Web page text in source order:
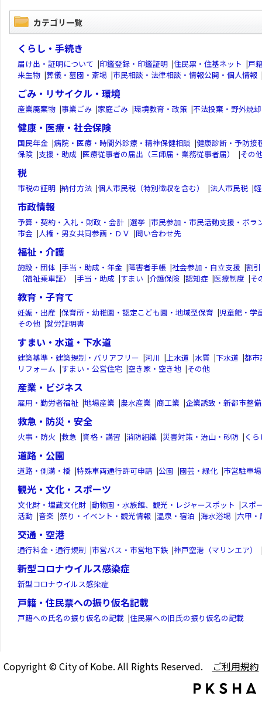
カテゴリ一覧
くらし・手続き
届け出・証明について |印鑑登録・印鑑証明 |住民票・住基ネット |戸
来生物 |葬儀・墓園・斎場 |市民相談・法律相談・情報公開・個人情報
ごみ・リサイクル・環境
産業廃棄物 |事業ごみ |家庭ごみ |環境教育・政策 |不法投棄・野外焼却
健康・医療・社会保険
国民年金 |病院・医療・時間外診療・精神保健相談 |健康診断・予防接
保険 |支援・助成 |医療従事者の届出（三師届・業務従事者届） |その
税
市税の証明 |納付方法 |個人市民税（特別徴収を含む） |法人市民税 |
市政情報
予算・契約・入札・財政・会計 |選挙 |市民参加・市民活動支援・ボラ
市会 |人権・男女共同参画・ＤＶ |問い合わせ先
福祉・介護
施設・団体 |手当・助成・年金 |障害者手帳 |社会参加・自立支援 |割
（福祉乗車証）
|手当・助成 |すまい |介護保険 |認知症 |医療制度 |そ
教育・子育て
妊娠・出産 |保育所・幼稚園・認定こども園・地域型保育 |児童館・学
その他 |就労証明書
すまい・水道・下水道
建築基準・建築規制・バリアフリー |河川 |上水道 |水質 |下水道 |都市
リフォーム |すまい・公営住宅 |空き家・空き地 |その他
産業・ビジネス
雇用・勤労者福祉 |地場産業 |農水産業 |商工業 |企業誘致・新都市整備
救急・防災・安全
火事・防火 |救急 |資格・講習 |消防組織 |災害対策・治山・砂防 |く
道路・公園
道路・側溝・橋 |特殊車両通行許可申請 |公園 |園芸・緑化 |市営駐車
観光・文化・スポーツ
文化財・埋蔵文化財 |動物園・水族館、観光・レジャースポット |スポ
活動 |音楽 |祭り・イベント・観光情報 |温泉・宿泊 |海水浴場 |六甲
交通・空港
通行料金・通行規制 |市営バス・市営地下鉄 |神戸空港（マリンエア）
新型コロナウイルス感染症
新型コロナウイルス感染症
戸籍・住民票への振り仮名記載
戸籍への氏名の振り仮名の記載 |住民票への旧氏の振り仮名の記載
Copyright © City of Kobe. All Rights Reserved. ご利用規約